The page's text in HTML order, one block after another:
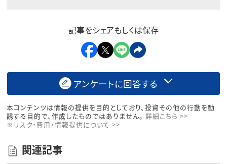
記事をシェアもしくは保存
アンケートに回答する
本コンテンツは情報の提供を目的としており、投資その他の行動を勧
誘する目的で、作成したものではありません。 詳細こちら >>
※リスク・費用・情報提供について >>
関連記事